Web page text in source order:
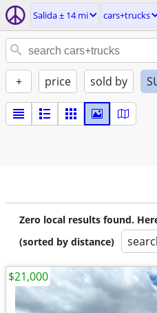
Salida ± 14 mi cars+trucks
+ price sold by
Zero local results found.
(sorted by distance)
$21,000